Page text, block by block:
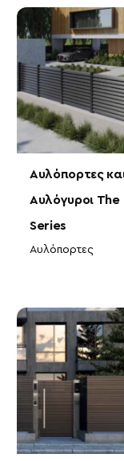
Αυλόπορτες
Αυλόγυροι The
Series
Αυλόπορτες